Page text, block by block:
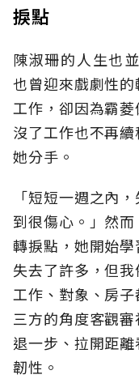
捩點
陳淑珊的人生也
也曾迎來戲劇性
工作，卻因為霸
沒了工作也不再
她分手。
「短短一週之內
到很傷心。」然
轉捩點，她開始
失去了許多，但
工作、對象、房
三方的角度客觀
退一步、拉開距
韌性。